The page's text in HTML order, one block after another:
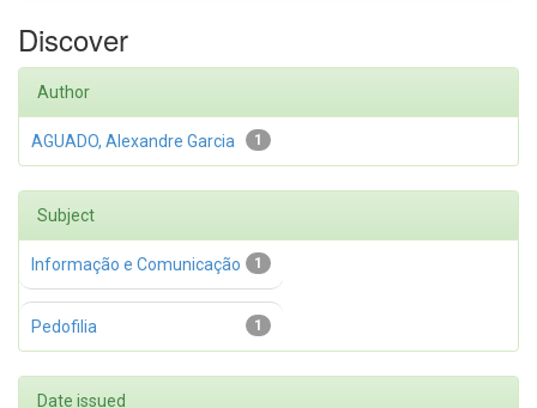
Discover
Author
1
AGUADO, Alexandre Garcia
Subject
1
Informação e Comunicação
1
Pedofilia
Date issued